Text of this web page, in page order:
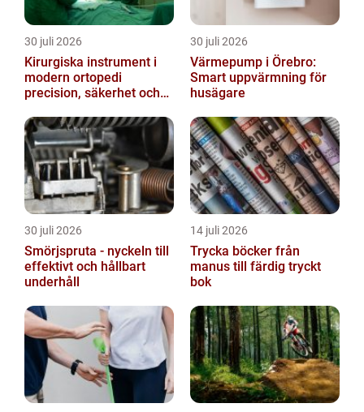
30 juli 2026
Kirurgiska instrument i
modern ortopedi
precision, säkerhet och
30 juli 2026
Värmepump i Örebro:
Smart uppvärmning för
husägare
30 juli 2026
Smörjspruta - nyckeln till
effektivt och hållbart
underhåll
14 juli 2026
Trycka böcker från
manus till färdig tryckt
bok